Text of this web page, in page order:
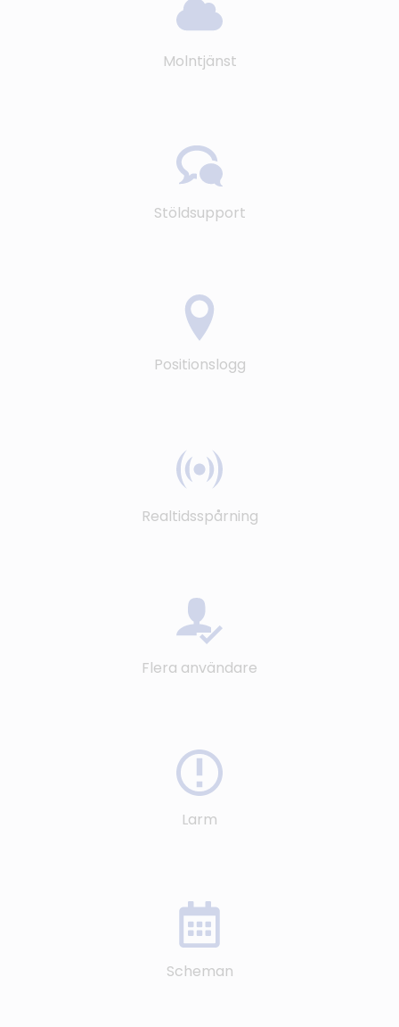
Molntjänst
Stöldsupport
Positionslogg
Realtidsspårning
Flera användare
Larm
Scheman